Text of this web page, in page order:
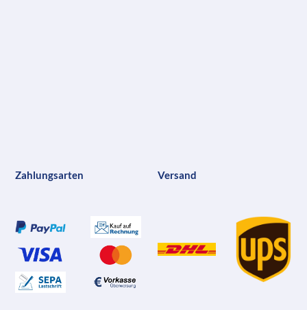
Zahlungsarten Versand